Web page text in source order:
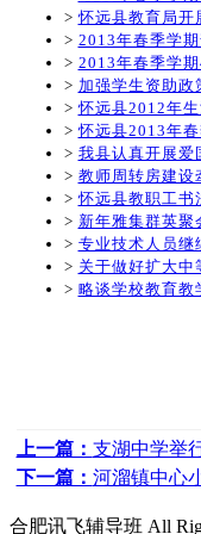
>怀远县教育局开
> 2013年春季学
> 2013年春季学
> 加强学生资助
>怀远县2012年
>怀远县2013年
> 我县认真开展爱
> 教师周转房建设
>怀远县教职工书
> 新年雅集群英聚
> 专业技术人员继
> 关于做好扩大
> 略谈学校教育教
上一篇： 支湖中学举
下一篇： 河溜镇中心
合肥讯飞辅导班 All